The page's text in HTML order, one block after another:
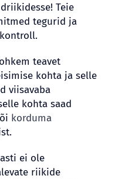
Teie
tegurid ja
teavet
kohta ja selle
viisavaba
kohta saad
korduma
ei ole
riikide